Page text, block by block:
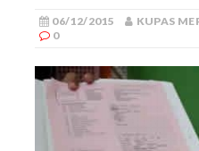
06/12/2015 KUPAS
0